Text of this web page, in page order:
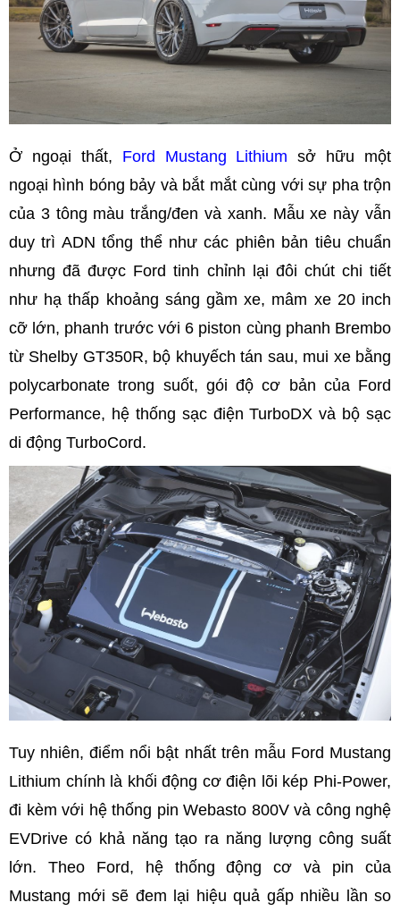
Ở ngoại thất, Ford Mustang Lithium sở hữu một
ngoại hình bóng bảy và bắt mắt cùng với sự pha trộn
của 3 tông màu trắng/đen và xanh. Mẫu xe này vẫn
duy trì ADN tổng thể như các phiên bản tiêu chuẩn
nhưng đã được Ford tinh chỉnh lại đôi chút chi tiết
như hạ thấp khoảng sáng gầm xe, mâm xe 20 inch
cỡ lớn, phanh trước với 6 piston cùng phanh Brembo
từ Shelby GT350R, bộ khuyếch tán sau, mui xe bằng
polycarbonate trong suốt, gói độ cơ bản của Ford
Performance, hệ thống sạc điện TurboDX và bộ sạc
di động TurboCord.
Tuy nhiên, điểm nổi bật nhất trên mẫu Ford Mustang
Lithium chính là khối động cơ điện lõi kép Phi-Power,
đi kèm với hệ thống pin Webasto 800V và công nghệ
EVDrive có khả năng tạo ra năng lượng công suất
lớn. Theo Ford, hệ thống động cơ và pin của
Mustang mới sẽ đem lại hiệu quả gấp nhiều lần so